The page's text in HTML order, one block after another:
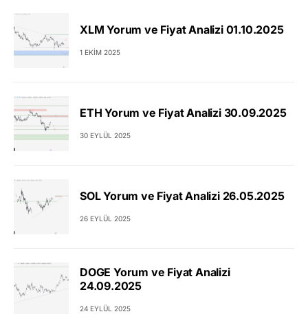
XLM Yorum ve Fiyat Analizi 01.10.2025
1 EKIM 2025
ETH Yorum ve Fiyat Analizi 30.09.2025
30 EYLÜL 2025
SOL Yorum ve Fiyat Analizi 26.05.2025
26 EYLÜL 2025
DOGE Yorum ve Fiyat Analizi
24.09.2025
24 EYLÜL 2025